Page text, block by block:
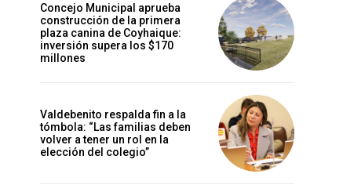
Concejo Municipal aprueba
construcción de la primera
plaza canina de Coyhaique:
inversión supera los $170
millones
Valdebenito respalda fin a la
tómbola: “Las familias deben
volver a tener un rol en la
elección del colegio”